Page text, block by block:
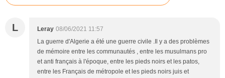
L Leray 08/06/2021 11:57
La guerre d'Algerie a été une guerre civile .Il y a des problèmes
de mémoire entre les communautés , entre les musulmans pro
et anti français à l'époque, entre les pieds noirs et les patos,
entre les Français de métropole et les pieds noirs juis et